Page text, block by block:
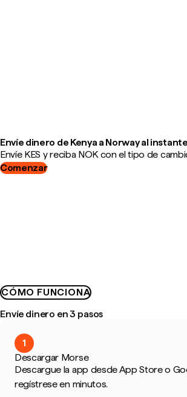
Envíe dinero de Kenya a Norway al instante
Envíe KES y reciba NOK con el tipo de
Comenzar
CÓMO FUNCIONA
Envíe dinero en 3 pasos
1
Descargar Morse
Descargue la app desde App Store o
regístrese en minutos.